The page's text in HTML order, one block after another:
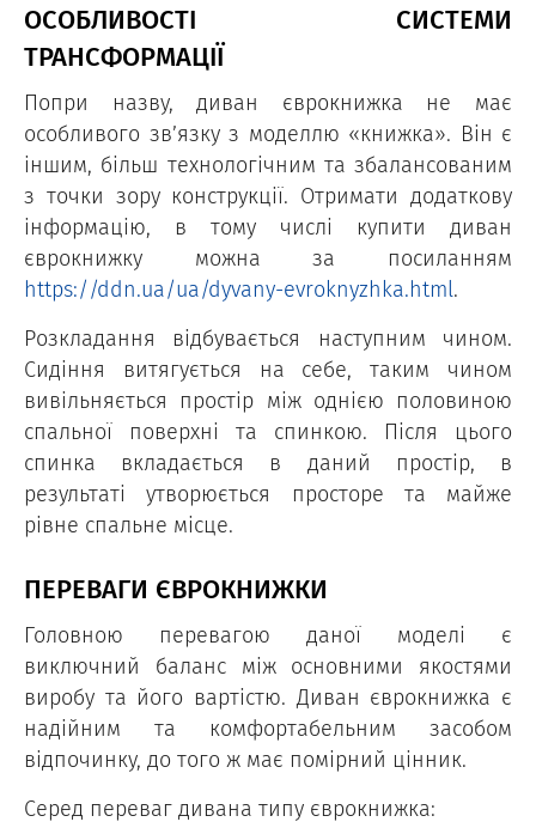
ОСОБЛИВОСТІ СИСТЕМИ
ТРАНСФОРМАЦІЇ
Попри назву, диван єврокнижка не має
особливого зв’язку з моделлю «книжка». Він є
іншим, більш технологічним та збалансованим
з точки зору конструкції. Отримати додаткову
інформацію, в тому числі купити диван
єврокнижку можна за посиланням
https://ddn.ua/ua/dyvany-evroknyzhka.html.
Розкладання відбувається наступним чином.
Сидіння витягується на себе, таким чином
вивільняється простір між однією половиною
спальної поверхні та спинкою. Після цього
спинка вкладається в даний простір, в
результаті утворюється просторе та майже
рівне спальне місце.
ПЕРЕВАГИ ЄВРОКНИЖКИ
Головною перевагою даної моделі є
виключний баланс між основними якостями
виробу та його вартістю. Диван єврокнижка є
надійним та комфортабельним засобом
відпочинку, до того ж має помірний цінник.
Серед переваг дивана типу єврокнижка: